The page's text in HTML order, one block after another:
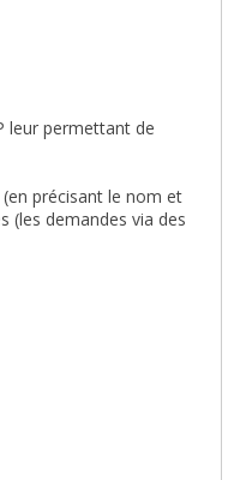
leur permettant de
(en précisant le nom et
(les demandes via des